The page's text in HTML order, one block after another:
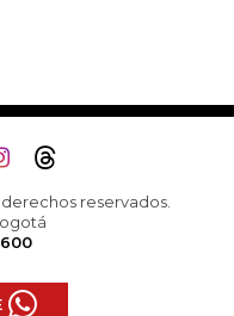
reservados.